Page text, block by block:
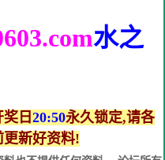
水之
日 20:50永久锁定,请各
更新好资料!